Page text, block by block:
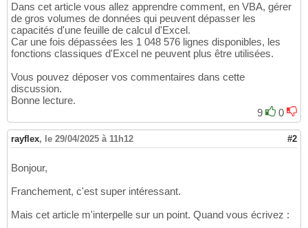
Dans cet article vous allez apprendre comment, en VBA, gérer
de gros volumes de données qui peuvent dépasser les
capacités d'une feuille de calcul d'Excel.
Car une fois dépassées les 1 048 576 lignes disponibles, les
fonctions classiques d'Excel ne peuvent plus être utilisées.
Vous pouvez déposer vos commentaires dans cette
discussion.
Bonne lecture.
9
0
rayflex, le 29/04/2025 à 11h12 #2
Bonjour,
Franchement, c'est super intéressant.
Mais cet article m'interpelle sur un point. Quand vous écrivez :